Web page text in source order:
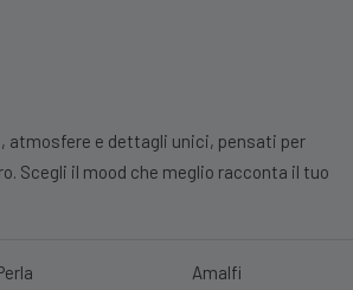
atmosfere e dettagli unici, pensati per
Scegli il mood che meglio racconta il tuo
Amalfi